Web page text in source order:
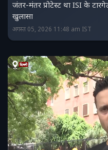
जंतर-मंतर प्रोटेस्‍ट था ISI के
खुलासा
अगस्त 05, 2026 11:48 am IST